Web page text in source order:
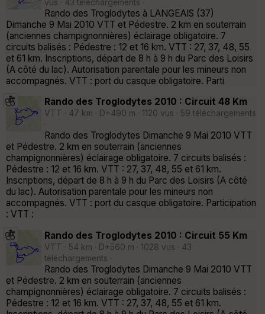
vus · 43 téléchargements ·
Rando des Troglodytes à LANGEAIS (37)
Dimanche 9 Mai 2010 VTT et Pédestre. 2 km en souterrain
(anciennes champignonnières) éclairage obligatoire. 7
circuits balisés : Pédestre : 12 et 16 km. VTT : 27, 37, 48, 55
et 61 km. Inscriptions, départ de 8 h à 9 h du Parc des Loisirs
(A côté du lac). Autorisation parentale pour les mineurs non
accompagnés. VTT : port du casque obligatoire. Parti
Rando des Troglodytes 2010 : Circuit 48 Km
VTT · 47 km · D+490 m · 1120 vus · 59 téléchargements
·
Rando des Troglodytes Dimanche 9 Mai 2010 VTT
et Pédestre. 2 km en souterrain (anciennes
champignonnières) éclairage obligatoire. 7 circuits balisés :
Pédestre : 12 et 16 km. VTT : 27, 37, 48, 55 et 61 km.
Inscriptions, départ de 8 h à 9 h du Parc des Loisirs (A côté
du lac). Autorisation parentale pour les mineurs non
accompagnés. VTT : port du casque obligatoire. Participation
: VTT :
Rando des Troglodytes 2010 : Circuit 55 Km
VTT · 54 km · D+560 m · 1028 vus · 43
téléchargements ·
Rando des Troglodytes Dimanche 9 Mai 2010 VTT
et Pédestre. 2 km en souterrain (anciennes
champignonnières) éclairage obligatoire. 7 circuits balisés :
Pédestre : 12 et 16 km. VTT : 27, 37, 48, 55 et 61 km.